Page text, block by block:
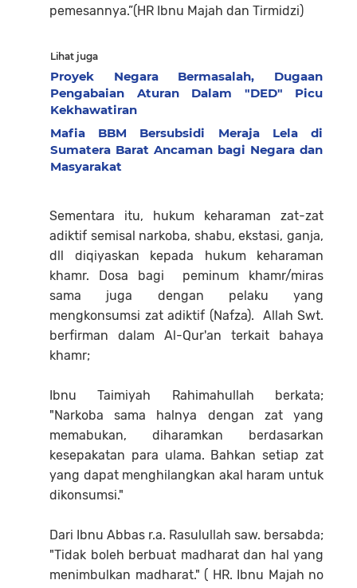
pemesannya.”(HR Ibnu Majah dan Tirmidzi)
Lihat juga
Proyek Negara Bermasalah, Dugaan
Pengabaian Aturan Dalam "DED" Picu
Kekhawatiran
Mafia BBM Bersubsidi Meraja Lela di
Sumatera Barat Ancaman bagi Negara dan
Masyarakat
Sementara itu, hukum keharaman zat-zat
adiktif semisal narkoba, shabu, ekstasi, ganja,
dll diqiyaskan kepada hukum keharaman
khamr. Dosa bagi peminum khamr/miras
sama juga dengan pelaku yang
mengkonsumsi zat adiktif (Nafza). Allah Swt.
berfirman dalam Al-Qur'an terkait bahaya
khamr;
Ibnu Taimiyah Rahimahullah berkata;
"Narkoba sama halnya dengan zat yang
memabukan, diharamkan berdasarkan
kesepakatan para ulama. Bahkan setiap zat
yang dapat menghilangkan akal haram untuk
dikonsumsi."
Dari Ibnu Abbas r.a. Rasulullah saw. bersabda;
"Tidak boleh berbuat madharat dan hal yang
menimbulkan madharat." ( HR. Ibnu Majah no